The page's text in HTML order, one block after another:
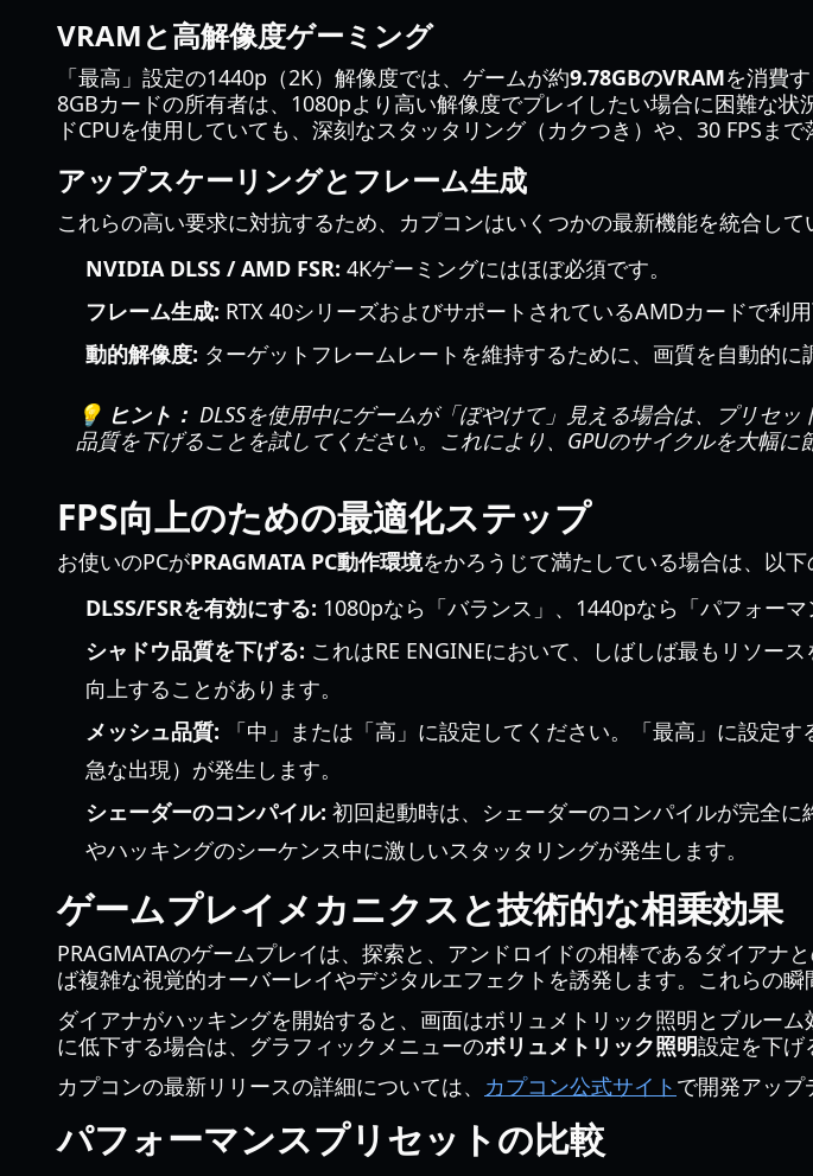
VRAMと高解像度ゲーミング
「最高」設定の1440p（2K）解像度では、ゲームが約9.78GBのVRAMを消費
8GBカードの所有者は、1080pより高い解像度でプレイしたい場合に困難な
ドCPUを使用していても、深刻なスタッタリング（カクつき）や、30 FPSま
アップスケーリングとフレーム生成
これらの高い要求に対抗するため、カプコンはいくつかの最新機能を統合して
NVIDIA DLSS / AMD FSR: 4Kゲーミングにはほぼ必須です。
フレーム生成: RTX 40シリーズおよびサポートされているAMDカードで利
動的解像度: ターゲットフレームレートを維持するために、画質を自動的に
💡 ヒント： DLSSを使用中にゲームが「ぼやけて」見える場合は、プリセ
品質を下げることを試してください。これにより、GPUのサイクルを大幅に
FPS向上のための最適化ステップ
お使いのPCがPRAGMATA PC動作環境をかろうじて満たしている場合は、以
DLSS/FSRを有効にする: 1080pなら「バランス」、1440pなら「パフォーマ
シャドウ品質を下げる: これはRE ENGINEにおいて、しばしば最もリソー
向上することがあります。
メッシュ品質: 「中」または「高」に設定してください。「最高」に設定
急な出現）が発生します。
シェーダーのコンパイル: 初回起動時は、シェーダーのコンパイルが完全
やハッキングのシーケンス中に激しいスタッタリングが発生します。
ゲームプレイメカニクスと技術的な相乗効果
PRAGMATAのゲームプレイは、探索と、アンドロイドの相棒であるダイア
ば複雑な視覚的オーバーレイやデジタルエフェクトを誘発します。これらの瞬
ダイアナがハッキングを開始すると、画面はボリュメトリック照明とブルー
に低下する場合は、グラフィックメニューのボリュメトリック照明設定を下げ
カプコンの最新リリースの詳細については、 カプコン公式サイト で開発アップ
パフォーマンスプリセットの比較